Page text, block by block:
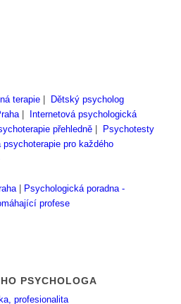
terapie|
Dětský psycholog
|
Internetová psychologická
přehledně|
Psychotesty
psychoterapie pro každého
|
Psychologická poradna -
profese
PSYCHOLOGA